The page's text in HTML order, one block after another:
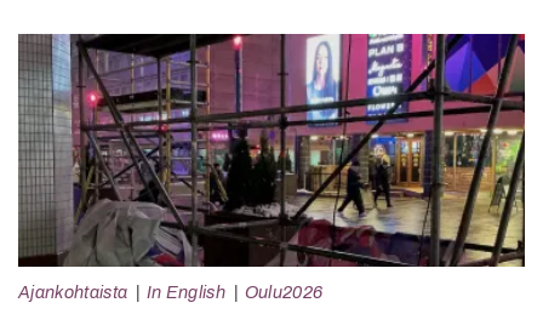
Ajankohtaista In English Oulu2026